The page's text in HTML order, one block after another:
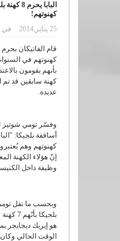
البابا
كهنوتهم!
25 يناير,2014
في
كهنوتهم في
بأنهم يقومون
كهنة سابقين قد
عديدة.
وفسّر تومي
أساقفة بلجيكا:
كهنوتهم وهم
إنّ هؤلاء الكهنة
وظيفة داخل
وبحسب ما نقل
بلجيكا
هو إيريك ديجايجر
الوقت الحالي